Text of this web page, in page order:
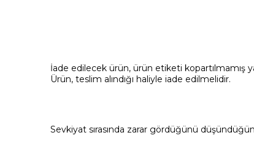
İade edilecek ürün, ürün etiketi kopartılmamış
Ürün, teslim alındığı haliyle iade edilmelidir.
Sevkiyat sırasında zarar gördüğünü